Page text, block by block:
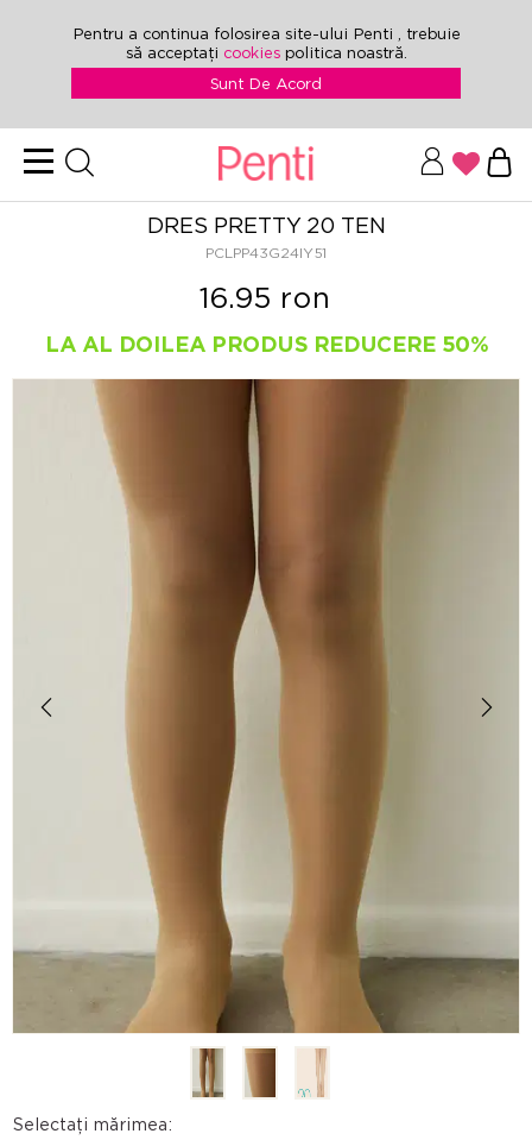
Pentru a continua folosirea site-ului Penti , trebuie
să acceptați cookies politica noastră.
Sunt De Acord
DRES PRETTY 20 TEN
PCLPP43G24IY51
16.95 ron
LA AL DOILEA PRODUS REDUCERE 50%
Selectați mărimea: